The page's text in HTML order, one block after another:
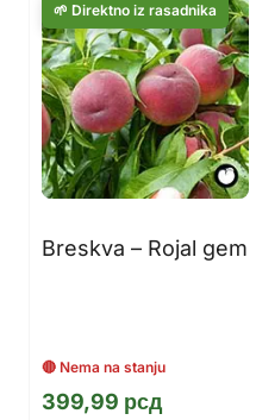
Breskva – Rojal gem
399,99 рсд